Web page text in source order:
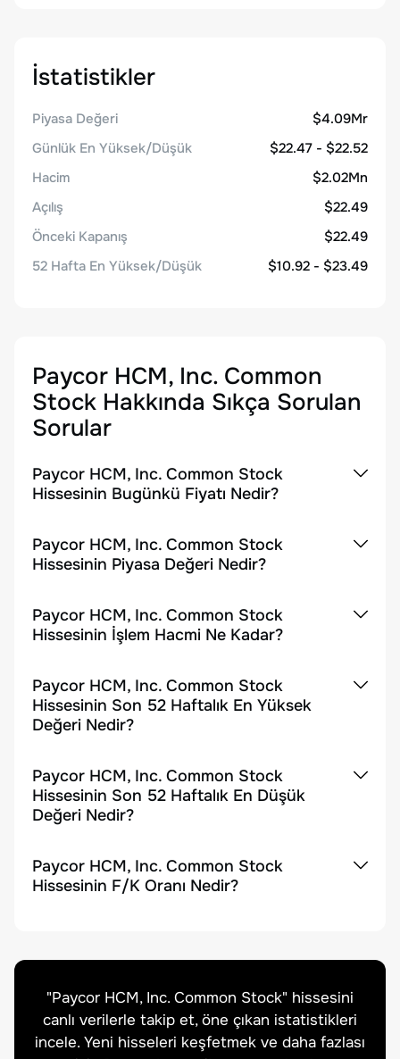
İstatistikler
Piyasa Değeri
$4.09Mr
Günlük En Yüksek/Düşük
$22.47 - $22.52
Hacim
$2.02Mn
Açılış
$22.49
Önceki Kapanış
$22.49
52 Hafta En Yüksek/Düşük
$10.92 - $23.49
Paycor HCM, Inc. Common
Stock Hakkında Sıkça Sorulan
Sorular
Paycor HCM, Inc. Common Stock
Hissesinin Bugünkü Fiyatı Nedir?
Paycor HCM, Inc. Common Stock
Hissesinin Piyasa Değeri Nedir?
Paycor HCM, Inc. Common Stock
Hissesinin İşlem Hacmi Ne Kadar?
Paycor HCM, Inc. Common Stock
Hissesinin Son 52 Haftalık En Yüksek
Değeri Nedir?
Paycor HCM, Inc. Common Stock
Hissesinin Son 52 Haftalık En Düşük
Değeri Nedir?
Paycor HCM, Inc. Common Stock
Hissesinin F/K Oranı Nedir?
"Paycor HCM, Inc. Common Stock" hissesini
canlı verilerle takip et, öne çıkan istatistikleri
incele. Yeni hisseleri keşfetmek ve daha fazlası